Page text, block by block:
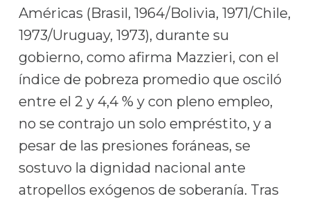
Américas (Brasil, 1964/Bolivia, 1971/Chile,
1973/Uruguay, 1973), durante su
gobierno, como afirma Mazzieri, con el
índice de pobreza promedio que osciló
entre el 2 y 4,4 % y con pleno empleo,
no se contrajo un solo empréstito, y a
pesar de las presiones foráneas, se
sostuvo la dignidad nacional ante
atropellos exógenos de soberanía. Tras